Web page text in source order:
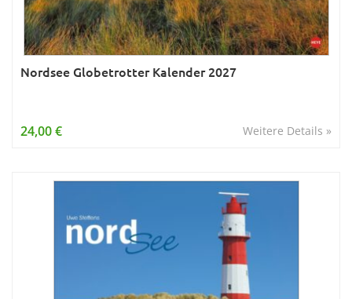
Nordsee Globetrotter Kalender 2027
Weitere Details »
24,00 €